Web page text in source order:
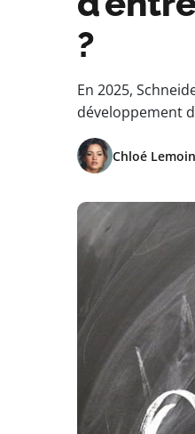
?
En 2025,
développement
Chloé